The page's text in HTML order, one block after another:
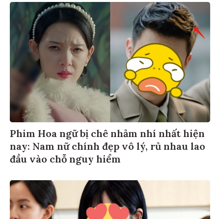
Phim Hoa ngữ bị chê nhảm nhí nhất hiện
nay: Nam nữ chính đẹp vô lý, rủ nhau lao
đầu vào chỗ nguy hiểm